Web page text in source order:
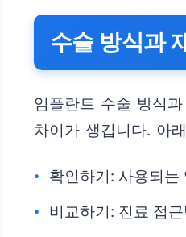
수술 방식과
임플란트 수술 방식
차이가 생깁니다. 아
확인하기: 사용되
비교하기: 진료 접